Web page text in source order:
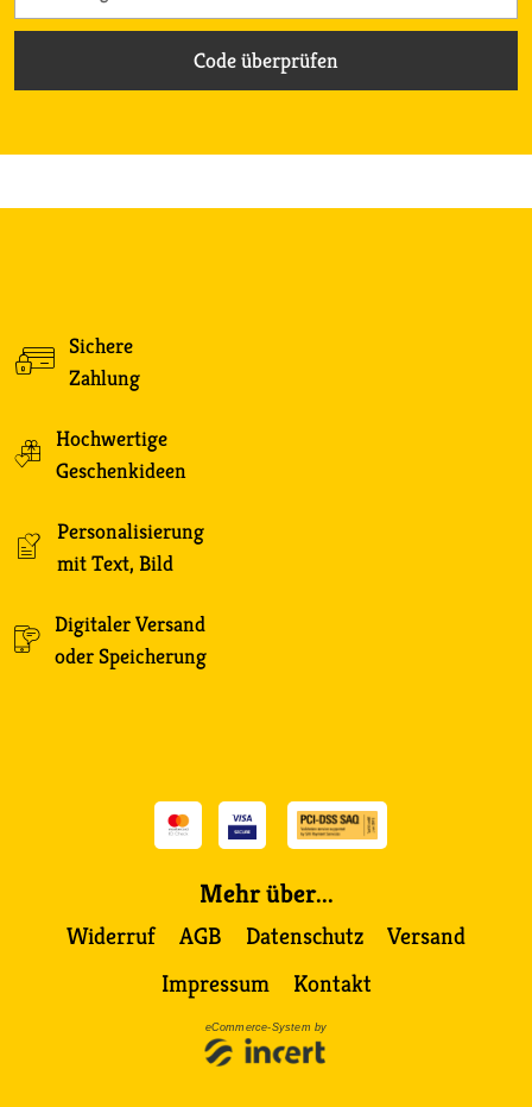
Sichere
Zahlung
Hochwertige
Geschenkideen
Personalisierung
mit Text, Bild
Digitaler Versand
oder Speicherung
Mehr über...
Widerruf AGB Datenschutz
Versand
Impressum
Kontakt
eCommerce-System by